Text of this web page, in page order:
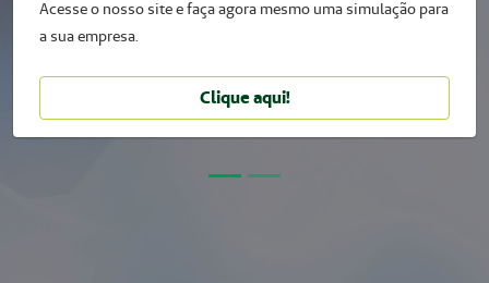
Acesse o nosso site e faça agora mesmo uma simulação para
a sua empresa.
Clique aqui!